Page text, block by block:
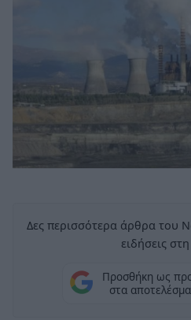
Δες περισσότερα άρθρα του
ειδήσεις
Προσθήκη ως
στα